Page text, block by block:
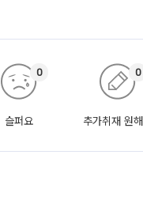
슬퍼요
0
추가취재 원
0